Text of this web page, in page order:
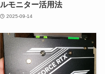
ルモニター活用法
2025-09-14